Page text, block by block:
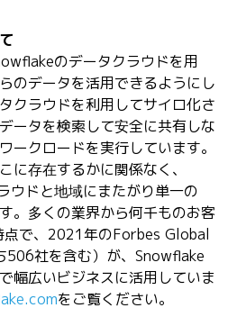
のデータクラウドを用
のデータを活用できるようにし
クラウドを利用してサイロ化さ
ータを検索して安全に共有しな
ークロードを実行しています。
に存在するかに関係なく、
ウドと地域にまたがり単一の
。多くの業界から何千ものお客
で、2021年のForbes Global
506社を含む）が、Snowflake
幅広いビジネスに活用していま
をご覧ください。